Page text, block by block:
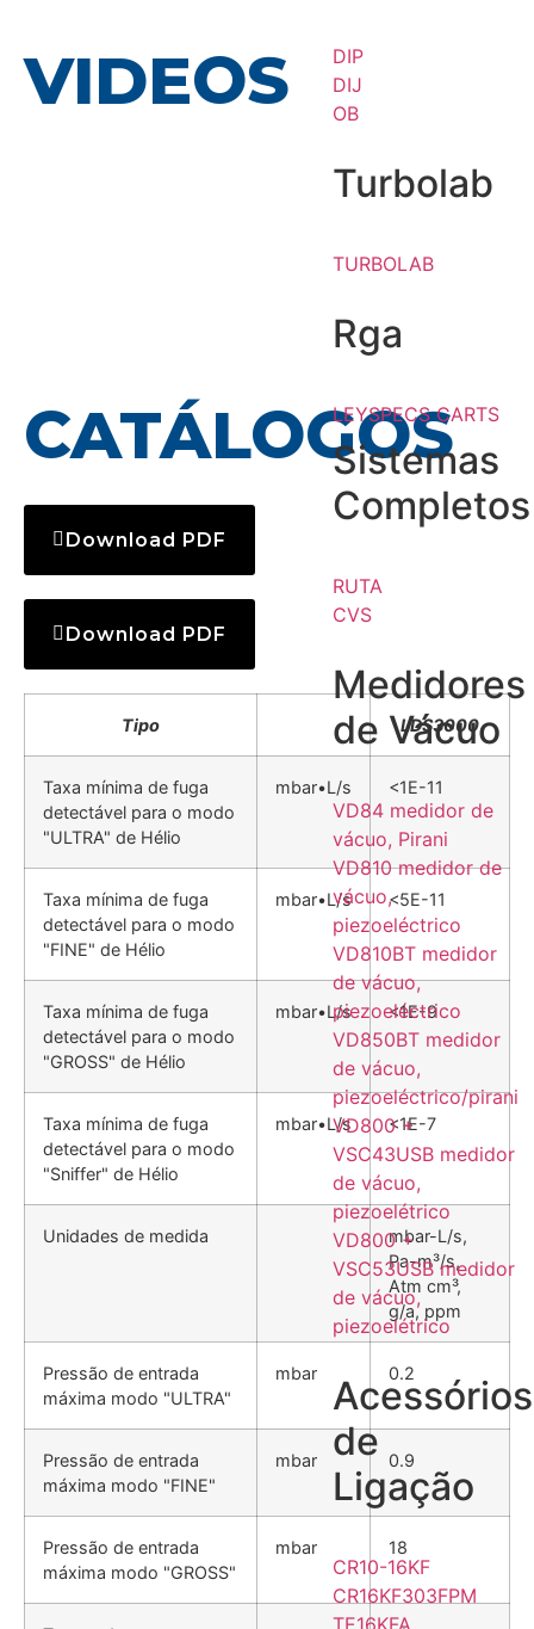
DIP
DIJ
OB
Turbolab
TURBOLAB
Rga
LEYSPECS CARTS
Sistemas
Completos
RUTA
CVS
Medidores
de Vácuo
VD84 medidor de
vácuo, Pirani
VD810 medidor de
vácuo,
piezoeléctrico
VD810BT medidor
de vácuo,
piezoeléctrico
VD850BT medidor
de vácuo,
piezoeléctrico/pirani
VD800 +
VSC43USB medidor
de vácuo,
piezoelétrico
VD800 +
VSC53USB medidor
de vácuo,
piezoelétrico
Acessórios
de
Ligação
CR10-16KF
CR16KF303FPM
TE16KFA
VIDEOS
CATÁLOGOS
Download PDF
Download PDF
Tipo LDS3000
Taxa mínima de fuga
detectável para o modo
"ULTRA" de Hélio
mbar•L/s <1E-11
Taxa mínima de fuga
detectável para o modo
"FINE" de Hélio
mbar•L/s <5E-11
Taxa mínima de fuga
detectável para o modo
"GROSS" de Hélio
mbar•L/s <1E-9
Taxa mínima de fuga
detectável para o modo
"Sniffer" de Hélio
mbar•L/s <1E-7
Unidades de medida
mbar-L/s,
Pa-m³/s,
Atm cm³,
g/a, ppm
Pressão de entrada
máxima modo "ULTRA"
mbar 0.2
Pressão de entrada
máxima modo "FINE"
mbar 0.9
Pressão de entrada
máxima modo "GROSS"
mbar 18